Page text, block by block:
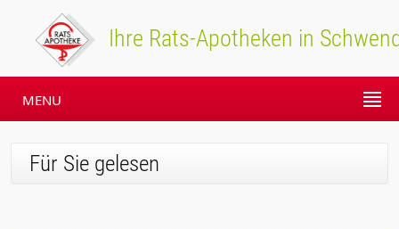
Ihre Rats-Apotheken in
MENU
Für Sie gelesen